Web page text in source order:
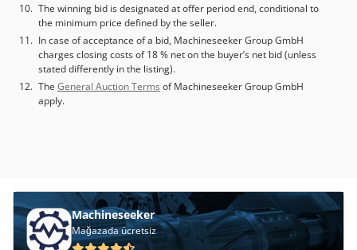
The winning bid is designated at offer period end, conditional to
the minimum price defined by the seller.
In case of acceptance of a bid, Machineseeker Group GmbH
charges closing costs of 18 % net on the buyer’s net bid (unless
stated differently in the listing).
The General Auction Terms of Machineseeker Group GmbH
apply.
Machineseeker
Mağazada ücretsiz